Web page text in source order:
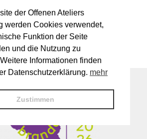
"Okkulte Verführung -
Marquise d`Urfé"
der Offenen Ateliers
werden Cookies verwendet,
Funktion der Seite
und die Nutzung zu
Informationen finden
Datenschutzerklärung. mehr
Zustimmen